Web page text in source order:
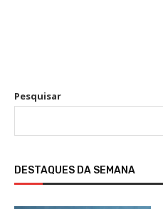
Pesquisar
DESTAQUES DA SEMANA